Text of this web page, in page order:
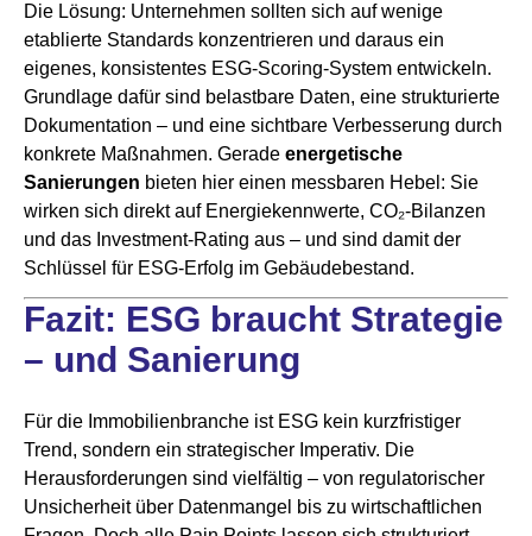
Die Lösung: Unternehmen sollten sich auf wenige
etablierte Standards konzentrieren und daraus ein
eigenes, konsistentes ESG-Scoring-System entwickeln.
Grundlage dafür sind belastbare Daten, eine strukturierte
Dokumentation – und eine sichtbare Verbesserung durch
konkrete Maßnahmen. Gerade energetische
Sanierungen bieten hier einen messbaren Hebel: Sie
wirken sich direkt auf Energiekennwerte, CO₂-Bilanzen
und das Investment-Rating aus – und sind damit der
Schlüssel für ESG-Erfolg im Gebäudebestand.
Fazit: ESG braucht Strategie
– und Sanierung
Für die Immobilienbranche ist ESG kein kurzfristiger
Trend, sondern ein strategischer Imperativ. Die
Herausforderungen sind vielfältig – von regulatorischer
Unsicherheit über Datenmangel bis zu wirtschaftlichen